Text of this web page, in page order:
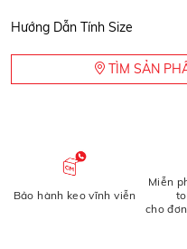
Hướng Dẫn Tính Size
TÌM SẢN
Bảo hành keo vĩnh viễn
Miễn
cho